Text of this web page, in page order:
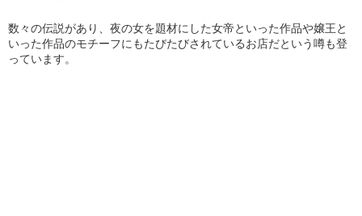
数々の伝説があり、夜の女を題材にした女帝といった作品や嬢王と
いった作品のモチーフにもたびたびされているお店だという噂も登
っています。